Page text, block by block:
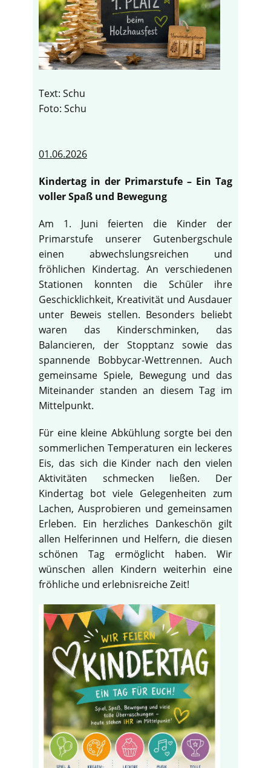
Text: Schu
Foto: Schu
01.06.2026
Kindertag in der Primarstufe – Ein Tag
voller Spaß und Bewegung
Am 1. Juni feierten die Kinder der
Primarstufe unserer Gutenbergschule
einen abwechslungsreichen und
fröhlichen Kindertag. An verschiedenen
Stationen konnten die Schüler ihre
Geschicklichkeit, Kreativität und Ausdauer
unter Beweis stellen. Besonders beliebt
waren das Kinderschminken, das
Balancieren, der Stopptanz sowie das
spannende Bobbycar-Wettrennen. Auch
gemeinsame Spiele, Bewegung und das
Miteinander standen an diesem Tag im
Mittelpunkt.
Für eine kleine Abkühlung sorgte bei den
sommerlichen Temperaturen ein leckeres
Eis, das sich die Kinder nach den vielen
Aktivitäten schmecken ließen. Der
Kindertag bot viele Gelegenheiten zum
Lachen, Ausprobieren und gemeinsamen
Erleben. Ein herzliches Dankeschön gilt
allen Helferinnen und Helfern, die diesen
schönen Tag ermöglicht haben. Wir
wünschen allen Kindern weiterhin eine
fröhliche und erlebnisreiche Zeit!